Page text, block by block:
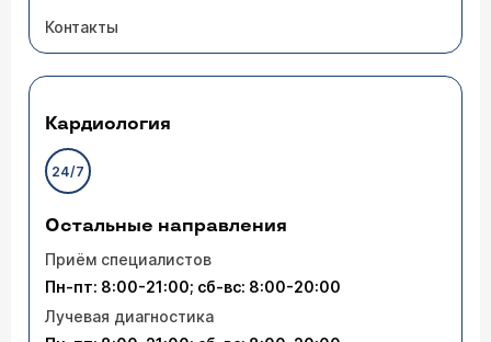
Контакты
Кардиология
24/7
Остальные направления
Приём специалистов
Пн-пт: 8:00-21:00; сб-вс: 8:00-20:00
Лучевая диагностика